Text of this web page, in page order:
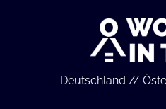
Deutschland //